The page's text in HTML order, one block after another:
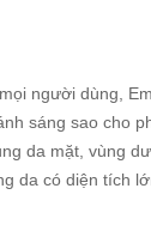
người dùng,
sáng sao cho
da mặt, vùng
da có diện tích